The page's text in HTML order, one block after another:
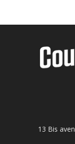
13 Bis